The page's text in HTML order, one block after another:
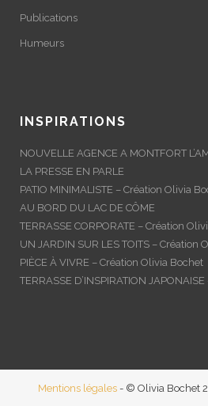
Publications
Humeurs
INSPIRATIONS
NOUVELLE AGENCE A MONTFORT
LA PRESSE EN PARLE
PATIO MINIMALISTE – Création Olivia
AU BORD DU LAC DE CÔME
TERRASSE CORPORATE – Création
UN JARDIN SUR LES TOITS – Création
PIÈCE À VIVRE – Création Olivia Bochet
TERRASSE D’INSPIRATION
Mentions légales - © Olivia Bochet